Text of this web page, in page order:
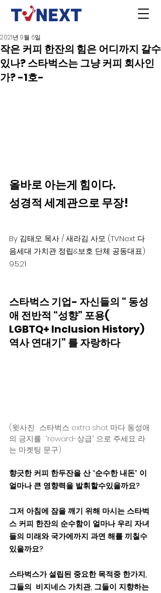
작은 커피 한잔의 힘은 어디까지 갈수
있나? 스타벅스는 그냥 커피 회사인
가? -1호-
2021년 9월 6일
올바로 아는게 힘이다.
성경적 세계관으로 무장!
By 김태오 목사 / 새라김 사모 (TVNext 다
음세대 가치관 정립&보호 단체 공동대표)
9.5.21
스타벅스 기업- 자신들의 “ 동성
애 전반적 “성향” 포용(
LGBTQ+ Inclusion History)
역사 연대기” 를 자랑하다
(윗사진:  스타벅스 extra shot 마다 동성애
의 긍지를  “reward-상급” 으로 주세요 라
는 마켓팅 문구)
향긋한 커피 한두잔을 산 “순수한 내돈” 이
얼마나 큰 영향력을 발휘할수있을까요?
그저 아침에 잠을 깨기 위해 마시는 스타벅
스 커피 한잔의 순수함이 얼마나 우리 자녀
들의 미래와 국가에까지 과연 해를 끼칠수
있을까요?
스타벅스가 설립된 중요한 목적중 한가지,
그들의  비지네스 가치관, 그들이 지향하는